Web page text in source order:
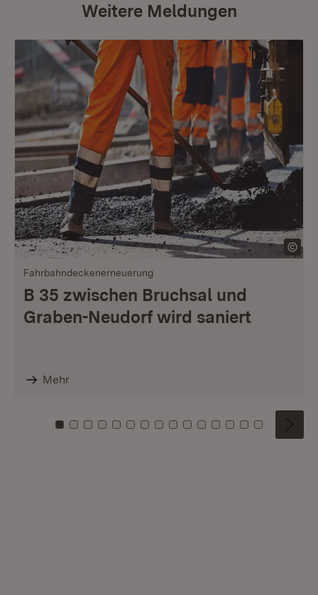
Weitere Meldungen
Fahrbahndeckenerneuerung
B 35 zwischen Bruchsal und
Graben-Neudorf wird saniert
Mehr
Zu Kachel: 0
Zu Kachel: 1
Zu Kachel: 2
Zu Kachel: 3
Zu Kachel: 4
Zu Kachel: 5
Zu Kachel: 6
Zu Kachel: 7
Zu Kachel: 8
Zu Kachel: 9
Zu Kachel: 10
Zu Kachel: 11
Zu Kachel: 12
Zu Kachel:
Zu